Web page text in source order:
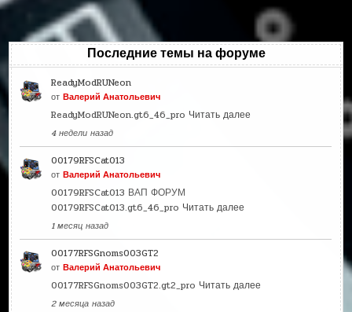
Последние темы на форуме
ReadyModRUNeon
отВалерий Анатольевич
ReadyModRUNeon.gt6_46_pro Читать далее
4 недели назад
00179RFSCat013
отВалерий Анатольевич
00179RFSCat013 ВАП ФОРУМ
00179RFSCat013.gt6_46_pro Читать далее
1 месяц назад
00177RFSGnoms003GT2
отВалерий Анатольевич
00177RFSGnoms003GT2.gt2_pro Читать далее
2 месяца назад